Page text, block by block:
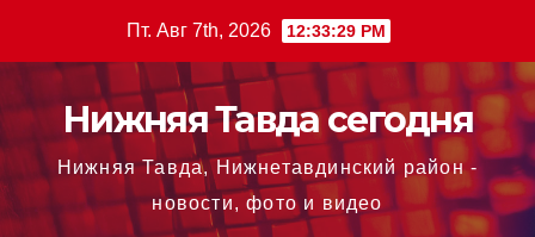
содержимому
Пт. Авг 7th, 2026 12:33:30 PM
Нижняя Тавда сегодня
Нижняя Тавда, Нижнетавдинский район -
новости, фото и видео